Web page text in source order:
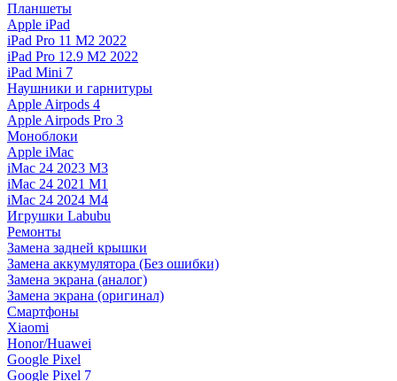
Планшеты
Apple iPad
iPad Pro 11 M2 2022
iPad Pro 12.9 M2 2022
iPad Mini 7
Наушники и гарнитуры
Apple Airpods 4
Apple Airpods Pro 3
Моноблоки
Apple iMac
iMac 24 2023 M3
iMac 24 2021 M1
iMac 24 2024 M4
Игрушки Labubu
Ремонты
Замена задней крышки
Замена аккумулятора (Без ошибки)
Замена экрана (аналог)
Замена экрана (оригинал)
Смартфоны
Xiaomi
Honor/Huawei
Google Pixel
Google Pixel 7